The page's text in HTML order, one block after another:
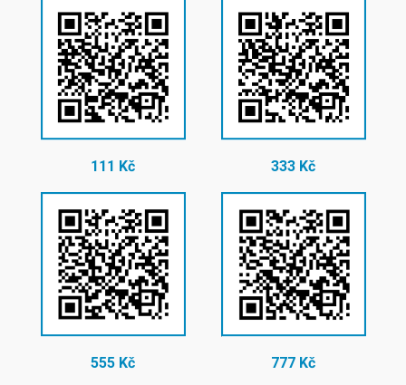
111 Kč 333 Kč
555 Kč 777 Kč